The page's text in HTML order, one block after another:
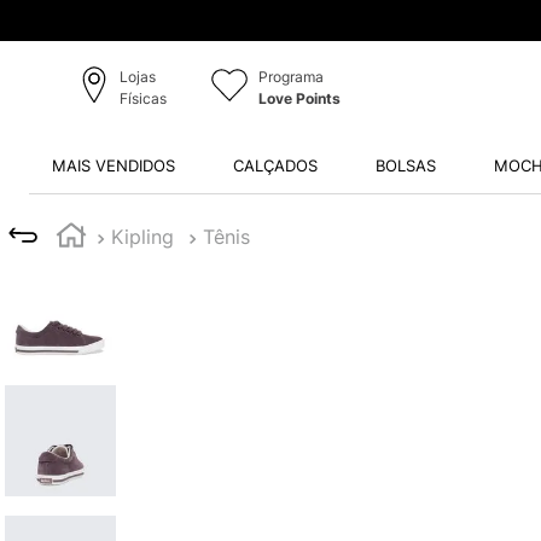
Lojas
Físicas
Programa
Love Points
MAIS VENDIDOS CALÇADOS BOLSAS
Kipling Tênis